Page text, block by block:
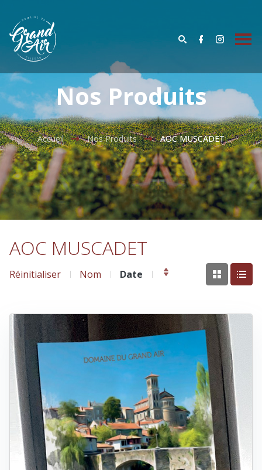
Nos Produits
Accueil Nos Produits AOC MUSCADET
AOC MUSCADET
Réinitialiser Nom Date